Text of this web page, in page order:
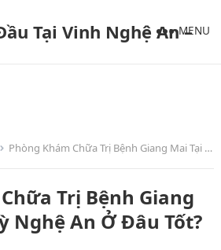
Tại Vinh Nghệ An –MENU
Phòng Khám Chữa Trị Bệnh Giang Mai Tại Tân Kỳ Nghệ An Ở Đâu Tốt?
Trị Bệnh Giang
Nghệ An Ở Đâu Tốt?